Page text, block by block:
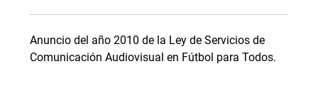
Anuncio del año 2010 de la Ley de Servicios de
Comunicación Audiovisual en Fútbol para Todos.